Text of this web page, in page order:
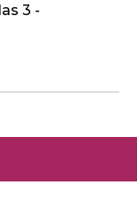
3 -